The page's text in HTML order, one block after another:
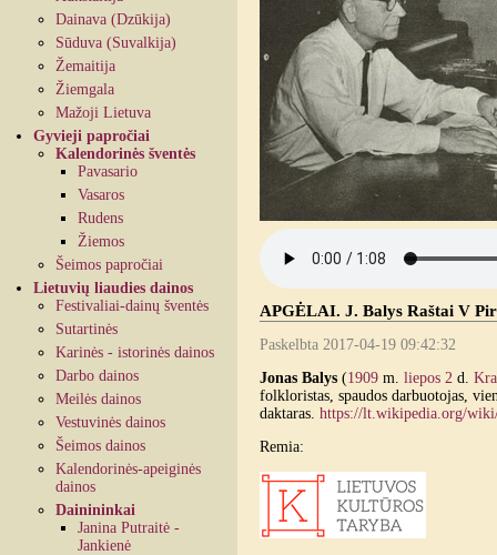
Dainava (Dzūkija)
Sūduva (Suvalkija)
Žemaitija
Žiemgala
Mažoji Lietuva
Gyvieji papročiai
Kalendorinės šventės
Pavasario
Vasaros
Rudens
Žiemos
Šeimos papročiai
Lietuvių liaudies dainos
Festivaliai-dainų šventės
Sutartinės
Karinės - istorinės dainos
Darbo dainos
Meilės dainos
Vestuvinės dainos
Šeimos dainos
Kalendorinės-apeiginės
dainos
Dainininkai
Janina Putraitė -
Jankienė
APGĖLAI. J. Balys Raštai V
Paskelbta 2017-04-19 09:42:32
Jonas Balys (1909 m. liepos 2 d.
folkloristas, spaudos darbuotojas,
daktaras. https://lt.wikipedia.org/wiki/
Remia: